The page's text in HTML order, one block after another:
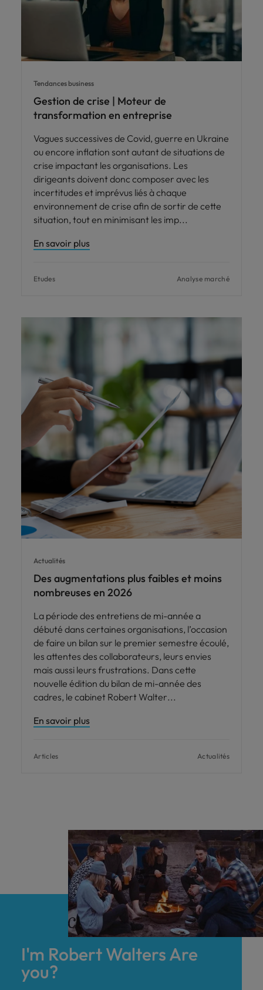
Tendances business
Gestion de crise | Moteur de
transformation en entreprise
Vagues successives de Covid, guerre en Ukraine
ou encore inflation sont autant de situations de
crise impactant les organisations. Les
dirigeants doivent donc composer avec les
incertitudes et imprévus liés à chaque
environnement de crise afin de sortir de cette
situation, tout en minimisant les imp
En savoir plus
Etudes Analyse marché
Actualités
Des augmentations plus faibles et moins
nombreuses en 2026
La période des entretiens de mi-année a
débuté dans certaines organisations, l’occasion
de faire un bilan sur le premier semestre écoulé,
les attentes des collaborateurs, leurs envies
mais aussi leurs frustrations. Dans cette
nouvelle édition du bilan de mi-année des
cadres, le cabinet Robert Walter
En savoir plus
Articles Actualités
I'm Robert Walters Are
you?